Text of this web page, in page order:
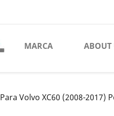
MARCA ABOUT
Para Volvo XC60 (2008-